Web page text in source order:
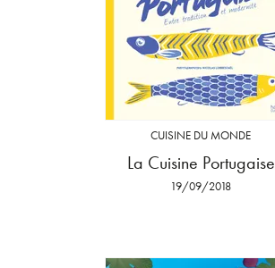
CUISINE DU MONDE
La Cuisine Portugaise
19/09/2018